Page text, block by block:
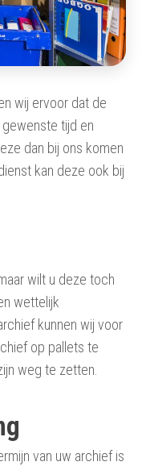
wij ervoor dat de
tijd en
dan bij ons komen
kan deze ook bij
wilt u deze toch
wettelijk
kunnen wij voor
op pallets te
weg te zetten.
van uw archief is